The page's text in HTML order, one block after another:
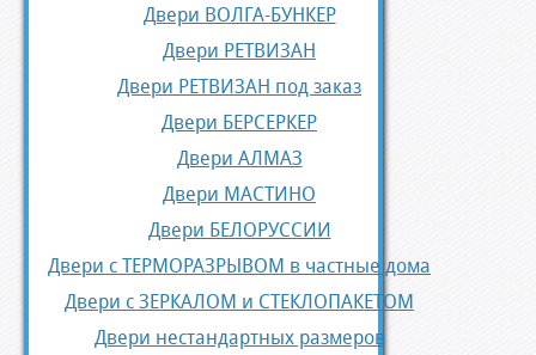
Двери ВОЛГА-БУНКЕР
Двери РЕТВИЗАН
Двери РЕТВИЗАН под заказ
Двери БЕРСЕРКЕР
Двери АЛМАЗ
Двери МАСТИНО
Двери БЕЛОРУССИИ
Двери с ТЕРМОРАЗРЫВОМ в частные дома
Двери с ЗЕРКАЛОМ и СТЕКЛОПАКЕТОМ
Двери нестандартных размеров